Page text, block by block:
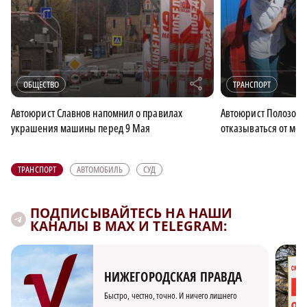
ОБЩЕСТВО r
Автоюрист Славнов напомнил о правилах
украшения машины перед 9 Мая
ТРАНСПОРТ
Автоюрист Полозов
отказываться от
ТРАНСПОРТ АВТОМОБИЛЬ СУД
ПОДПИСЫВАЙТЕСЬ НА НАШИ
КАНАЛЫ В MAX И TELEGRAM:
НИЖЕГОРОДСКАЯ ПРАВДА
Быстро, честно, точно. И ничего лишнего